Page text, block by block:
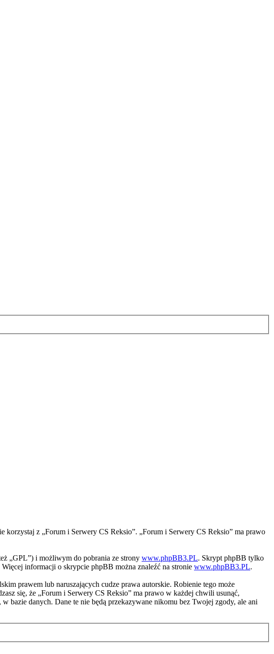
korzystaj z „Forum i Serwery CS Reksio”. „Forum i Serwery CS Reksio” ma prawo
„GPL”) i możliwym do pobrania ze strony www.phpBB3.PL. Skrypt phpBB tylko
informacji o skrypcie phpBB można znaleźć na stronie www.phpBB3.PL.
prawem lub naruszających cudze prawa autorskie. Robienie tego może
się, że „Forum i Serwery CS Reksio” ma prawo w każdej chwili usunąć,
bazie danych. Dane te nie będą przekazywane nikomu bez Twojej zgody, ale ani